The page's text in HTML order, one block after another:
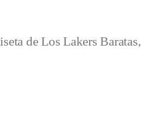
de Los Lakers Baratas,